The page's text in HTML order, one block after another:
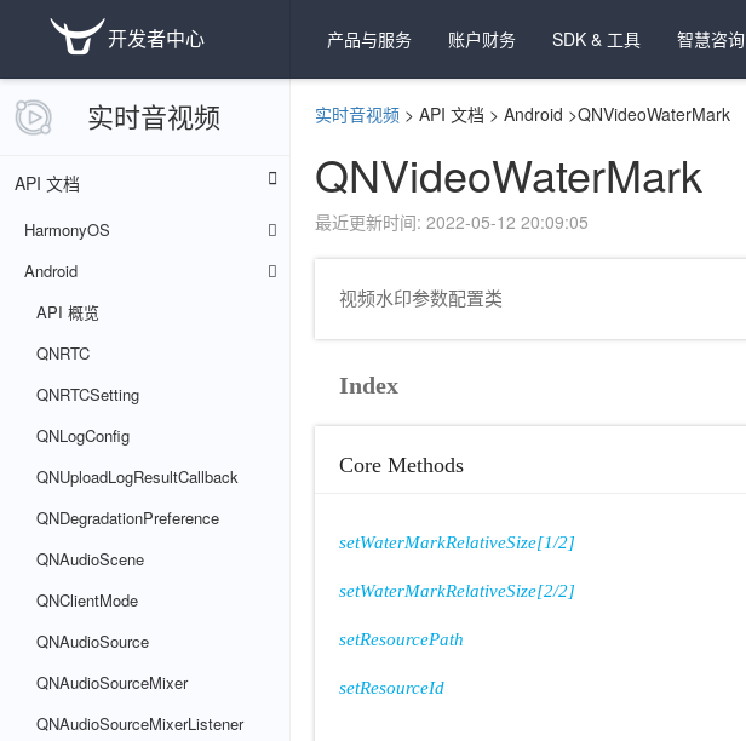
开发者中心 产品与服务 账户财务 SDK & 工具 智慧咨询
实时音视频
API 文档
HarmonyOS
Android
API 概览
QNRTC
QNRTCSetting
QNLogConfig
QNUploadLogResultCallback
QNDegradationPreference
QNAudioScene
QNClientMode
QNAudioSource
QNAudioSourceMixer
QNAudioSourceMixerListener
实时音视频 > API 文档 > Android >QNVideoWaterMark
QNVideoWaterMark
最近更新时间: 2022-05-12 20:09:05
视频水印参数配置类
Index
Core Methods
setWaterMarkRelativeSize[1/2]
setWaterMarkRelativeSize[2/2]
setResourcePath
setResourceId